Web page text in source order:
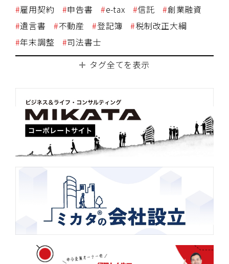
雇用契約
申告書 e-tax 信託
創業融資
遺言書
不動産 登記簿
税制改正大綱
年末調整
司法書士
タグ全てを表示